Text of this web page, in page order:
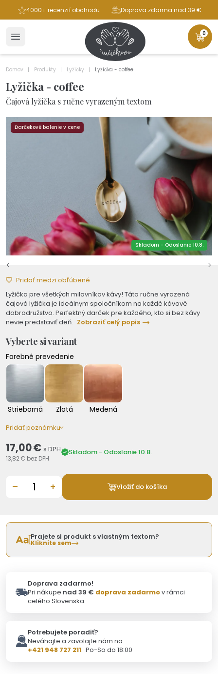
4000+ recenzií obchodu Doprava zdarma nad 39 €
0
Domov Produkty Lyžičky Lyžička - coffee
Lyžička - coffee
Čajová lyžička s ručne vyrazeným textom
Darčekové balenie v cene
Skladom - Odoslanie 10.8.
Pridať medzi obľúbené
Lyžička pre všetkých milovníkov kávy! Táto ručne vyrazená
čajová lyžička je ideálnym spoločníkom na každé kávové
dobrodružstvo. Perfektný darček pre každého, kto si bez kávy
nevie predstaviť deň. Zobraziť celý popis
Vyberte si variant
Farebné prevedenie
Strieborná Zlatá Medená
Pridať poznámku
17,00 € s DPH
13,82 € bez DPH
Skladom - Odoslanie 10.8.
– + Vložiť do košíka
Prajete si produkt s vlastným textom?
Kliknite sem
Doprava zadarmo!
Pri nákupe nad 39 € doprava zadarmov rámci
celého Slovenska.
Potrebujete poradiť?
Neváhajte a zavolajte nám na
+421 948 727 211. Po-So do 18:00